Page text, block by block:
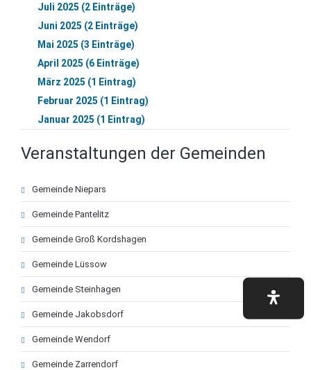
Juli 2025 (2 Einträge)
Juni 2025 (2 Einträge)
Mai 2025 (3 Einträge)
April 2025 (6 Einträge)
März 2025 (1 Eintrag)
Februar 2025 (1 Eintrag)
Januar 2025 (1 Eintrag)
Veranstaltungen der Gemeinden
Navigation
überspringen
Gemeinde Niepars
Gemeinde Pantelitz
Gemeinde Groß Kordshagen
Gemeinde Lüssow
Gemeinde Steinhagen
Gemeinde Jakobsdorf
Gemeinde Wendorf
Gemeinde Zarrendorf